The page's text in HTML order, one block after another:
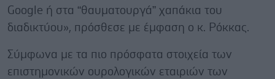
Google ή στα “θαυματουργά” χαπάκια του
διαδικτύου», πρόσθεσε με έμφαση ο κ. Ρόκκας.
Σύμφωνα με τα πιο πρόσφατα στοιχεία των
επιστημονικών ουρολογικών εταιριών των